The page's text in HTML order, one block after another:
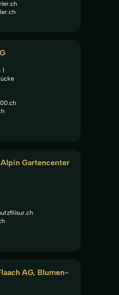
Gartencenter
AG, Blumen-